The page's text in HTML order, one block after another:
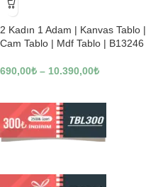
-23%
2 Kadın 1 Adam | Kanvas Tablo |
Cam Tablo | Mdf Tablo | B13246
690,00₺ – 10.390,00₺